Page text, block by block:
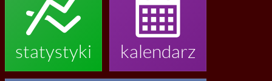
statystyki kalendarz